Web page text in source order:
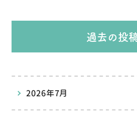
過去の投
2026年7月